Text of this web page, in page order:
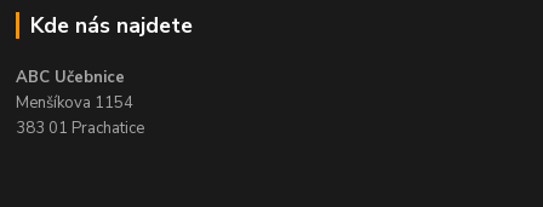
Kde nás najdete
ABC Učebnice
Menšíkova 1154
383 01 Prachatice